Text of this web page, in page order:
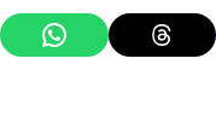
Share on WhatsApp